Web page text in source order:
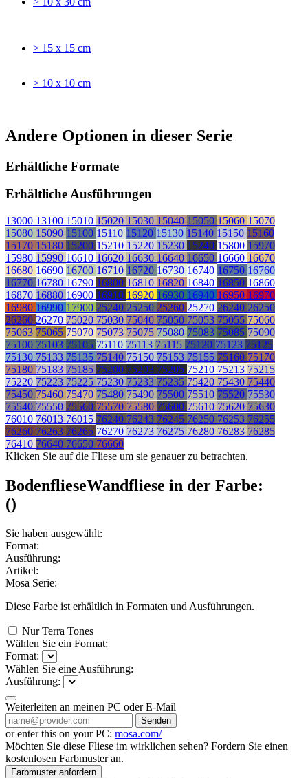
> 15 x 15 cm
> 10 x 10 cm
Andere Optionen in dieser Serie
Erhältliche Formate
Erhältliche Ausführungen
13000 13100 15010 15020 15030 15040 15050 15060 15070
15080 15090 15100 15110 15120 15130 15140 15150 15160
15170 15180 15200 15210 15220 15230 15240 15800 15970
15980 15990 16610 16620 16630 16640 16650 16660 16670
16680 16690 16700 16710 16720 16730 16740 16750 16760
16770 16780 16790 16800 16810 16820 16840 16850 16860
16870 16880 16900 16910 16920 16930 16940 16950 16970
16980 16990 17900 25240 25250 25260 25270 26240 26250
26260 26270 75020 75030 75040 75050 75053 75055 75060
75063 75065 75070 75073 75075 75080 75083 75085 75090
75100 75103 75105 75110 75113 75115 75120 75123 75125
75130 75133 75135 75140 75150 75153 75155 75160 75170
75180 75183 75185 75200 75203 75205 75210 75213 75215
75220 75223 75225 75230 75233 75235 75420 75430 75440
75450 75460 75470 75480 75490 75500 75510 75520 75530
75540 75550 75560 75570 75580 75600 75610 75620 75630
76010 76013 76015 76240 76243 76245 76250 76253 76255
76260 76263 76265 76270 76273 76275 76280 76283 76285
76410 76640 76650 76660
Klicken Sie auf die Fliese um sie genauer zu betrachten.
BodenflieseWandfliese in der Farbe:
()
Sie haben ausgewählt:
Format:
Ausführung:
Artikel:
Mosa Serie:
Diese Farbe ist erhältlich in Formaten und Ausführungen.
Nur Terra Tones
Wählen Sie ein Format:
Format:
Wählen Sie eine Ausführung:
Ausführung:
Weiterleiten an meinen PC oder E-Mail
Senden
or enter this on your PC: mosa.com/
Möchten Sie diese Fliese im wirklichen sehen? Fordern Sie einen
kostenlosen Farbmuster an.
Farbmuster anfordern